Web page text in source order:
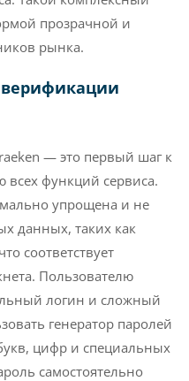
прозрачной и
рынка.
верификации
— это первый шаг к
функций сервиса.
упрощена и не
данных, таких как
соответствует
Пользователю
логин и сложный
генератор паролей
цифр и специальных
самостоятельно